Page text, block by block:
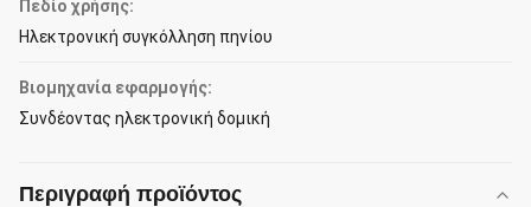
Πεδίο χρήσης:
Ηλεκτρονική συγκόλληση πηνίου
Βιομηχανία εφαρμογής:
Συνδέοντας ηλεκτρονική δομική
Περιγραφή προϊόντος